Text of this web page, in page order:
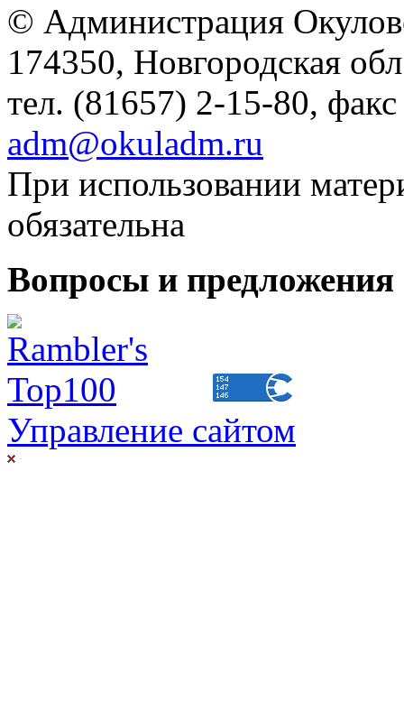
© Администрация
174350, Новгородская
тел. (81657) 2-15-80,
adm@okuladm.ru
При использовании
обязательна
Вопросы и
Управление сайтом